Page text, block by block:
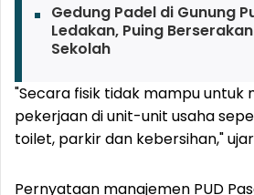
Gedung Padel di Gunung
Ledakan, Puing
Sekolah
"Secara fisik tidak mampu untuk
pekerjaan di unit-unit usaha
toilet, parkir dan kebersihan,"
Pernyataan manajemen PUD